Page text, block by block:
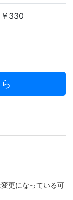
￥330
更になっている可